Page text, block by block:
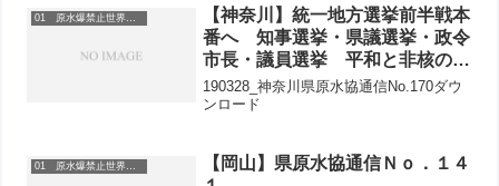
動も新たな気持ちでおこないたいと思い
ます。○日 時...
01 原水爆禁止世界大会
【神奈川】統一地方選挙前半戦本
番へ 知事選挙・県議選挙・政令
市長・議員選挙 平和と非核の自
治体づくり 今年の神奈川県平和
行進、準備進む
190328_神奈川県原水協通信No.170ダウ
ンロード
01 原水爆禁止世界大会
【岡山】県原水協通信Ｎｏ．１４